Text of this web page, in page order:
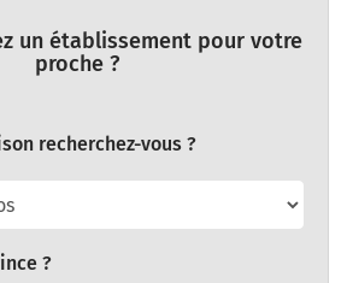
un établissement pour votre
proche ?
recherchez-vous ?
?